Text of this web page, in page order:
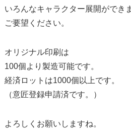
いろんなキャラクター展開ができ
ご要望ください。
オリジナル印刷は
100個より製造可能です。
経済ロットは1000個以上です。
（意匠登録申請済です。）
よろしくお願いしますね。